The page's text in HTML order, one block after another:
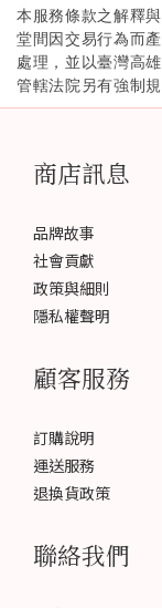
本服務條款之解釋
堂間因交易行為而
處理，並以臺灣高
管轄法院另有強制
商店訊息
品牌故事
社會貢獻
政策與細則
隱私權聲明
顧客服務
訂購說明
運送服務
退換貨政策
聯絡我們